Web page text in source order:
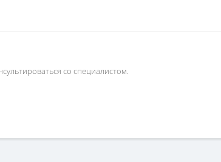
со специалистом.